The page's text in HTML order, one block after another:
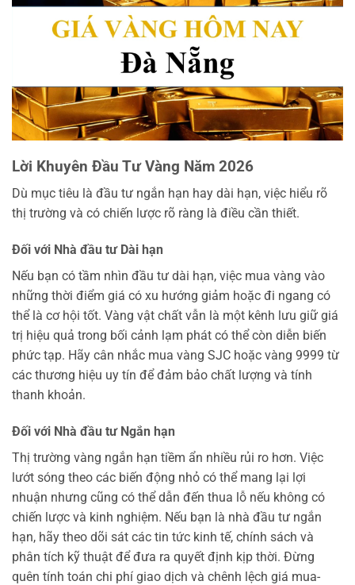
Lời Khuyên Đầu Tư Vàng Năm 2026
Dù mục tiêu là đầu tư ngắn hạn hay dài hạn, việc hiểu rõ
thị trường và có chiến lược rõ ràng là điều cần thiết.
Đối với Nhà đầu tư Dài hạn
Nếu bạn có tầm nhìn đầu tư dài hạn, việc mua vàng vào
những thời điểm giá có xu hướng giảm hoặc đi ngang có
thể là cơ hội tốt. Vàng vật chất vẫn là một kênh lưu giữ giá
trị hiệu quả trong bối cảnh lạm phát có thể còn diễn biến
phức tạp. Hãy cân nhắc mua vàng SJC hoặc vàng 9999 từ
các thương hiệu uy tín để đảm bảo chất lượng và tính
thanh khoản.
Đối với Nhà đầu tư Ngắn hạn
Thị trường vàng ngắn hạn tiềm ẩn nhiều rủi ro hơn. Việc
lướt sóng theo các biến động nhỏ có thể mang lại lợi
nhuận nhưng cũng có thể dẫn đến thua lỗ nếu không có
chiến lược và kinh nghiệm. Nếu bạn là nhà đầu tư ngắn
hạn, hãy theo dõi sát các tin tức kinh tế, chính sách và
phân tích kỹ thuật để đưa ra quyết định kịp thời. Đừng
quên tính toán chi phí giao dịch và chênh lệch giá mua-